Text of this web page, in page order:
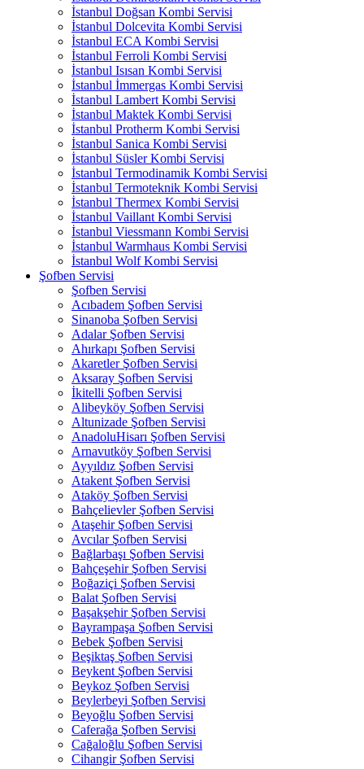
İstanbul Doğsan Kombi Servisi
İstanbul Dolcevita Kombi Servisi
İstanbul ECA Kombi Servisi
İstanbul Ferroli Kombi Servisi
İstanbul Isısan Kombi Servisi
İstanbul İmmergas Kombi Servisi
İstanbul Lambert Kombi Servisi
İstanbul Maktek Kombi Servisi
İstanbul Protherm Kombi Servisi
İstanbul Sanica Kombi Servisi
İstanbul Süsler Kombi Servisi
İstanbul Termodinamik Kombi Servisi
İstanbul Termoteknik Kombi Servisi
İstanbul Thermex Kombi Servisi
İstanbul Vaillant Kombi Servisi
İstanbul Viessmann Kombi Servisi
İstanbul Warmhaus Kombi Servisi
İstanbul Wolf Kombi Servisi
Şofben Servisi
Şofben Servisi
Acıbadem Şofben Servisi
Sinanoba Şofben Servisi
Adalar Şofben Servisi
Ahırkapı Şofben Servisi
Akaretler Şofben Servisi
Aksaray Şofben Servisi
İkitelli Şofben Servisi
Alibeyköy Şofben Servisi
Altunizade Şofben Servisi
AnadoluHisarı Şofben Servisi
Arnavutköy Şofben Servisi
Ayyıldız Şofben Servisi
Atakent Şofben Servisi
Ataköy Şofben Servisi
Bahçelievler Şofben Servisi
Ataşehir Şofben Servisi
Avcılar Şofben Servisi
Bağlarbaşı Şofben Servisi
Bahçeşehir Şofben Servisi
Boğaziçi Şofben Servisi
Balat Şofben Servisi
Başakşehir Şofben Servisi
Bayrampaşa Şofben Servisi
Bebek Şofben Servisi
Beşiktaş Şofben Servisi
Beykent Şofben Servisi
Beykoz Şofben Servisi
Beylerbeyi Şofben Servisi
Beyoğlu Şofben Servisi
Caferağa Şofben Servisi
Cağaloğlu Şofben Servisi
Cihangir Şofben Servisi